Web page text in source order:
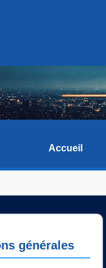
Accueil
générales